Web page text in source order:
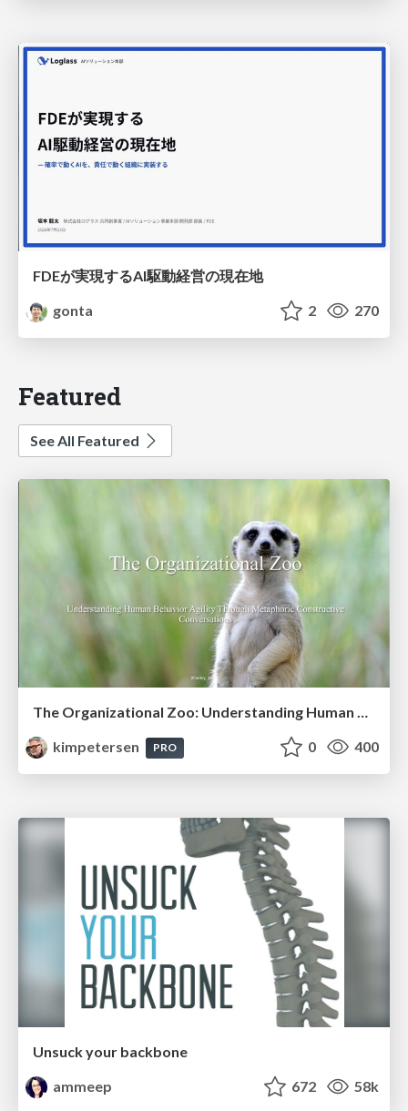
FDEが実現するAI駆動経営の現在地
gonta
2 270
Featured
See All Featured
The Organizational Zoo: Understanding Human Behavior Agility Through Metaphoric Constructive Conversations (based on the works of Arthur Shelley, Ph.D)
kimpetersen
PRO 0 400
Unsuck your backbone
ammeep
672 58k